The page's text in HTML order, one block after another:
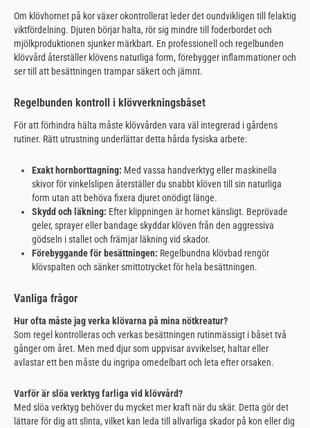
Om klövhornet på kor växer okontrollerat leder det oundvikligen till felaktig
viktfördelning. Djuren börjar halta, rör sig mindre till foderbordet och
mjölkproduktionen sjunker märkbart. En professionell och regelbunden
klövvård återställer klövens naturliga form, förebygger inflammationer och
ser till att besättningen trampar säkert och jämnt.
Regelbunden kontroll i klövverkningsbåset
För att förhindra hälta måste klövvården vara väl integrerad i gårdens
rutiner. Rätt utrustning underlättar detta hårda fysiska arbete:
Exakt hornborttagning: Med vassa handverktyg eller maskinella
skivor för vinkelslipen återställer du snabbt klöven till sin naturliga
form utan att behöva fixera djuret onödigt länge.
Skydd och läkning: Efter klippningen är hornet känsligt. Beprövade
geler, sprayer eller bandage skyddar klöven från den aggressiva
gödseln i stallet och främjar läkning vid skador.
Förebyggande för besättningen: Regelbundna klövbad rengör
klövspalten och sänker smittotrycket för hela besättningen.
Vanliga frågor
Hur ofta måste jag verka klövarna på mina nötkreatur?
Som regel kontrolleras och verkas besättningen rutinmässigt i båset två
gånger om året. Men med djur som uppvisar avvikelser, haltar eller
avlastar ett ben måste du ingripa omedelbart och leta efter orsaken.
Varför är slöa verktyg farliga vid klövvård?
Med slöa verktyg behöver du mycket mer kraft när du skär. Detta gör det
lättare för dig att slinta, vilket kan leda till allvarliga skador på kon eller dig